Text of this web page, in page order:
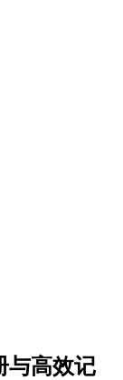
与高效记